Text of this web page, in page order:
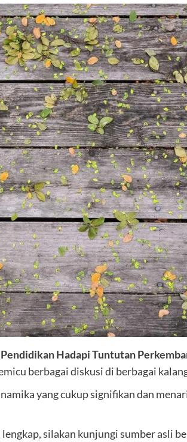
Hadapi Tuntutan
berbagai diskusi di berbagai
yang cukup signifikan dan
silakan kunjungi sumber asli